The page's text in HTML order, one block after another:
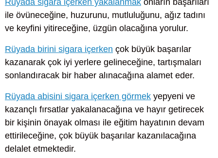
ile övüneceğine, huzurunu, mutluluğunu, ağız tadını
ve keyfini yitireceğine, üzgün olacağına yorulur.
Rüyada birini sigara içerken çok büyük başarılar
kazanarak çok iyi yerlere gelineceğine, tartışmaları
sonlandıracak bir haber alınacağına alamet eder.
Rüyada abisini sigara içerken görmek yepyeni ve
kazançlı fırsatlar yakalanacağına ve hayır getirecek
bir kişinin önayak olması ile eğitim hayatının devam
ettirileceğine, çok büyük başarılar kazanılacağına
delalet etmektedir.